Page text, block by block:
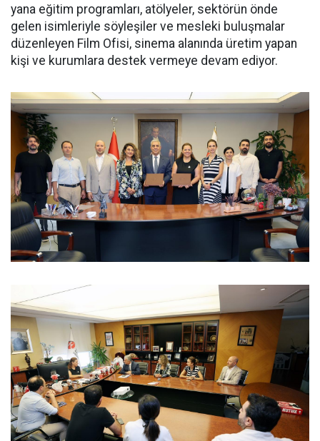
yana eğitim programları, atölyeler, sektörün önde
gelen isimleriyle söyleşiler ve mesleki buluşmalar
düzenleyen Film Ofisi, sinema alanında üretim yapan
kişi ve kurumlara destek vermeye devam ediyor.